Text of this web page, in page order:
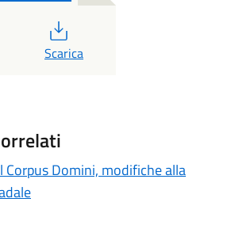
PDF
Scarica
Corpus Domini, modifiche alla